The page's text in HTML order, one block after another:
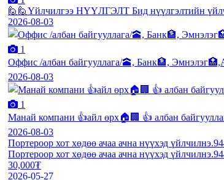
🙋🙋Үйлчилгээ НҮҮЛГЭЛТ Бид нүүлгэлтийн
2026-08-03
1
Оффис /албан байгууллага/🕋, Банк🏦,
2026-08-03
1
Манай компани 👍айл өрх🏠🏢 👍 албан
2026-08-03
Портероор хот хөдөө ачаа ачна нүүхэд
Портероор хот хөдөө ачаа ачна нүүхэд
30,000₮
2026-05-27